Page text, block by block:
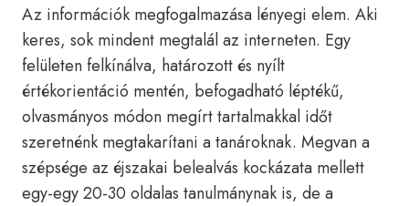
Az információk megfogalmazása lényegi elem. Aki
keres, sok mindent megtalál az interneten. Egy
felületen felkínálva, határozott és nyílt
értékorientáció mentén, befogadható léptékű,
olvasmányos módon megírt tartalmakkal időt
szeretnénk megtakarítani a tanároknak. Megvan a
szépsége az éjszakai belealvás kockázata mellett
egy-egy 20-30 oldalas tanulmánynak is, de a